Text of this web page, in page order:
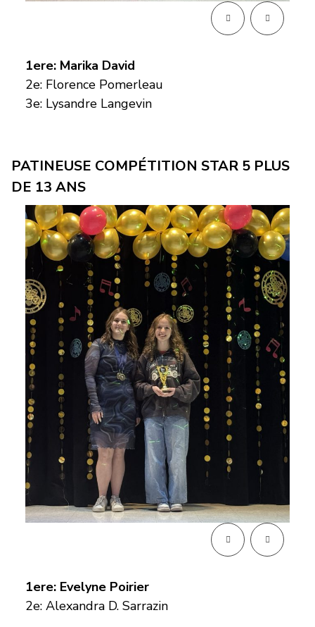
1ere: Marika David
2e: Florence Pomerleau
3e: Lysandre Langevin
PATINEUSE COMPÉTITION STAR 5 PLUS
DE 13 ANS
1ere: Evelyne Poirier
2e: Alexandra D. Sarrazin